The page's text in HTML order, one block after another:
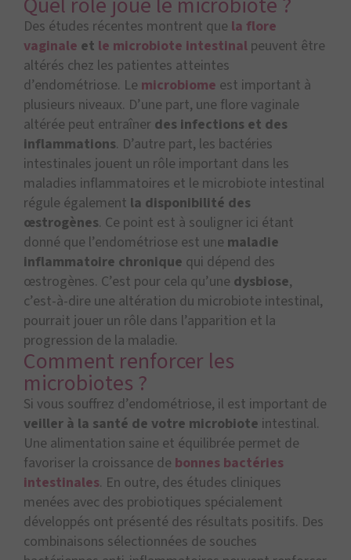
Des études récentes montrent que la flore
vaginale et le microbiote intestinal peuvent être
altérés chez les patientes atteintes
d’endométriose. Le microbiome est important à
plusieurs niveaux. D’une part, une flore vaginale
altérée peut entraîner des infections et des
inflammations. D’autre part, les bactéries
intestinales jouent un rôle important dans les
maladies inflammatoires et le microbiote intestinal
régule également la disponibilité des
œstrogènes. Ce point est à souligner ici étant
donné que l’endométriose est une maladie
inflammatoire chronique qui dépend des
œstrogènes. C’est pour cela qu’une dysbiose,
c’est-à-dire une altération du microbiote intestinal,
pourrait jouer un rôle dans l’apparition et la
progression de la maladie.
Comment renforcer les
microbiotes ?
Si vous souffrez d’endométriose, il est important de
veiller à la santé de votre microbiote intestinal.
Une alimentation saine et équilibrée permet de
favoriser la croissance de bonnes bactéries
intestinales. En outre, des études cliniques
menées avec des probiotiques spécialement
développés ont présenté des résultats positifs. Des
combinaisons sélectionnées de souches